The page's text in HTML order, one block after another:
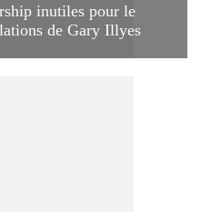
inutiles pour le
de Gary Illyes